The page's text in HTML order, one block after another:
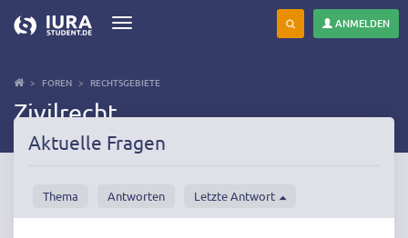
zum
Toggle
ANMELDEN
FOREN RECHTSGEBIETE
Zivilrecht
Aktuelle Fragen
Thema Antworten Letzte Antwort